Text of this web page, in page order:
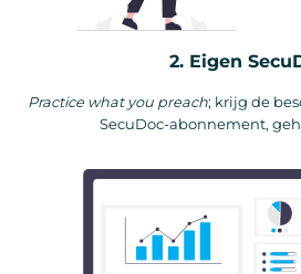
2. Eigen
Practice what you preach; krijg de
SecuDoc-abonnement,